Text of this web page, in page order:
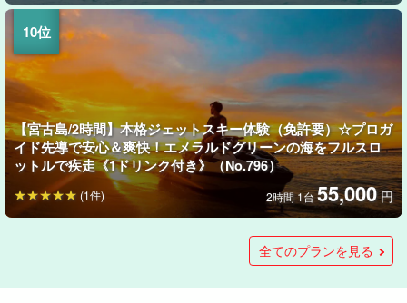
【宮古島/2時間】本格ジェットスキー体験（免許要）☆プロガ
イド先導で安心＆爽快！エメラルドグリーンの海をフルスロ
ットルで疾走《1ドリンク付き》（No.796）
2時間 1台55,000 円
(1件)
【宮古島/約60〜90分】夕暮れの海をジェットスキーで駆け
る！幻の浜『ユニの浜』サンセット体験ツアー☆《3名まで乗
1台33,000 円
【沖縄・宮古島】東洋一美しい前浜ビーチでバナナボート＆
4,500 円
【宮古島/貸切/1時間】自由に操縦可能！ジェットスキー1時間
レンタルプラン＜要免許＞マリンスポーツオプションも豊富
1艇14,000 円
全てのプランを見る